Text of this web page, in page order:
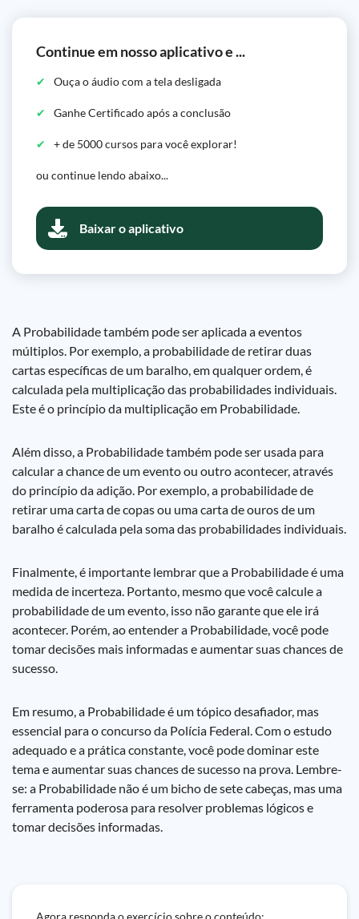
Continue em nosso aplicativo e ...
Ouça o áudio com a tela desligada
Ganhe Certificado após a conclusão
+ de 5000 cursos para você explorar!
ou continue lendo abaixo...
Baixar o aplicativo
A Probabilidade também pode ser aplicada a eventos
múltiplos. Por exemplo, a probabilidade de retirar duas
cartas específicas de um baralho, em qualquer ordem, é
calculada pela multiplicação das probabilidades individuais.
Este é o princípio da multiplicação em Probabilidade.
Além disso, a Probabilidade também pode ser usada para
calcular a chance de um evento ou outro acontecer, através
do princípio da adição. Por exemplo, a probabilidade de
retirar uma carta de copas ou uma carta de ouros de um
baralho é calculada pela soma das probabilidades individuais.
Finalmente, é importante lembrar que a Probabilidade é uma
medida de incerteza. Portanto, mesmo que você calcule a
probabilidade de um evento, isso não garante que ele irá
acontecer. Porém, ao entender a Probabilidade, você pode
tomar decisões mais informadas e aumentar suas chances de
sucesso.
Em resumo, a Probabilidade é um tópico desafiador, mas
essencial para o concurso da Polícia Federal. Com o estudo
adequado e a prática constante, você pode dominar este
tema e aumentar suas chances de sucesso na prova. Lembre-
se: a Probabilidade não é um bicho de sete cabeças, mas uma
ferramenta poderosa para resolver problemas lógicos e
tomar decisões informadas.
Agora responda o exercício sobre o conteúdo: